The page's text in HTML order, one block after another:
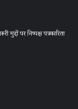
पर निष्पक्ष पत्रकारिता